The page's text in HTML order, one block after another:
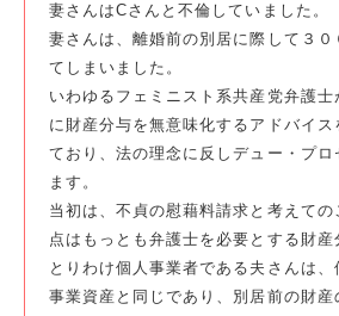
妻さんはCさんと不倫していました。
妻さんは、離婚前の別居に際して３０
てしまいました。
いわゆるフェミニスト系共産党弁護士
に財産分与を無意味化するアドバイ
ており、法の理念に反しデュー・プロ
ます。
当初は、不貞の慰藉料請求と考えて
点はもっとも弁護士を必要とする財産
とりわけ個人事業者である夫さんは、
事業資産と同じであり、別居前の財産